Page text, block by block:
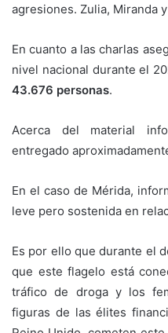
agresiones. Zulia, Miranda
En cuanto a las charlas
nivel nacional durante el
43.676 personas.
Acerca del material
entregado
En el caso de Mérida,
leve pero sostenida en
Es por ello que durante el
que este flagelo está
tráfico de droga y los
figuras de las élites